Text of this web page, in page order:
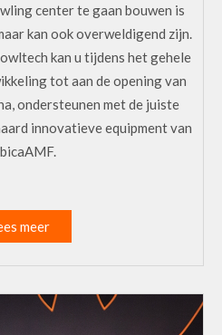
center te gaan bouwen is
kan ook overweldigend zijn.
kan u tijdens het gehele
tot aan de opening van
ondersteunen met de juiste
innovatieve equipment van
meer